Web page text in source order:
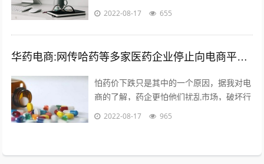
是以后，电商的收益应该越来好，越有一定
2022-08-17 655
华药电商:网传哈药等多家医药企业停止向电商平台供货，如属实，是怕药价下跌吗？您怎么看？
怕药价下跌只是其中的一个原因，据我对电
商的了解，药企更怕他们扰乱市场，破坏行
业秩序。另外一个是，药品电商导致很多处
2022-08-17 965